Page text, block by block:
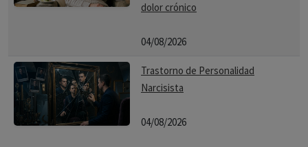
dolor crónico
04/08/2026
Trastorno de Personalidad
Narcisista
04/08/2026